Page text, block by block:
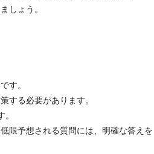
しょう。
す。
する必要があります。
限予想される質問には、明確な答えを